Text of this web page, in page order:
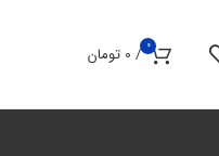
0
/
0 تومان